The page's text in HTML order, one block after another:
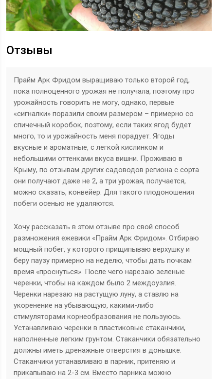
Отзывы
Прайм Арк Фридом выращиваю только второй год,
пока полноценного урожая не получала, поэтому про
урожайность говорить не могу, однако, первые
«сигналки» поразили своим размером – примерно со
спичечный коробок, поэтому, если таких ягод будет
много, то и урожайность меня порадует. Ягоды
вкусные и ароматные, с легкой кислинком и
небольшими оттенками вкуса вишни. Проживаю в
Крыму, по отзывам других садоводов региона с сорта
они получают даже не 2, а три урожая, получается,
можно сказать, конвейер. Для такого плодоношения
побеги осенью не удаляются.
Хочу рассказать в этом отзыве про свой способ
размножения ежевики «Прайм Арк Фридом». Отбираю
мощный побег, у которого прищипываю верхушку и
беру паузу примерно на неделю, чтобы дать почкам
время «проснуться». После чего нарезаю зеленые
черенки, чтобы на каждом было 2 междоузлия.
Черенки нарезаю на растущую луну, а ставлю на
укоренение на убывающую, какими-либо
стимуляторами корнеобразования не пользуюсь.
Устанавливаю черенки в пластиковые стаканчики,
наполненные легким грунтом. Стаканчики обязательно
должны иметь дренажные отверстия в донышке.
Стаканчики устанавливаю в парник, притеняю и
прикапываю на 2-3 см. Вместо парника можно